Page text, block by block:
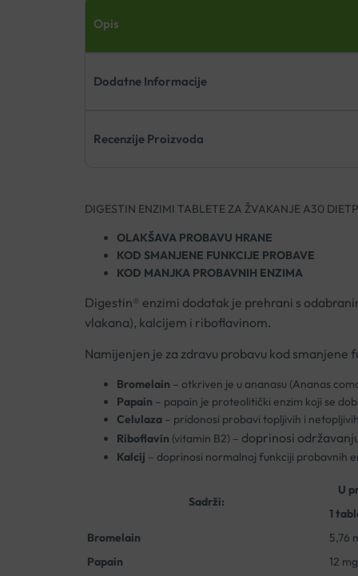
Opis
Dodatne Informacije
Recenzije Proizvoda
DIGESTIN ENZIMI TABLETE ZA ŽVAKANJE A30
OLAKŠAVA PROBAVU HRANE
KOD SMANJENE FUNKCIJE PROBAVE
KOD MANJKA PROBAVNIH ENZIMA
Digestin® enzimi dodatak je prehrani s
vlakana), kalcijem i riboflavinom.
Namijenjen je za zdravu probavu kod
Bromelain – otkriven je u ananasu (Ananas
Papain – papain je proteolitički enzim koji se
Celulaza– pridonosi probavi topljivih i
Riboflavin (vitamin B2) – doprinosi
Kalcij – doprinosi normalnoj funkciji probavnih
Sadrži:
U
1
Bromelain
5,76
Papain
12 mg